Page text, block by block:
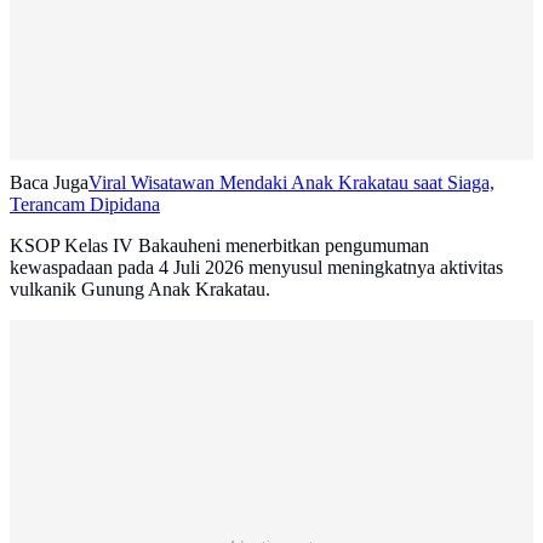
Baca JugaViral Wisatawan Mendaki Anak Krakatau saat Siaga,
Terancam Dipidana
KSOP Kelas IV Bakauheni menerbitkan pengumuman
kewaspadaan pada 4 Juli 2026 menyusul meningkatnya aktivitas
vulkanik Gunung Anak Krakatau.